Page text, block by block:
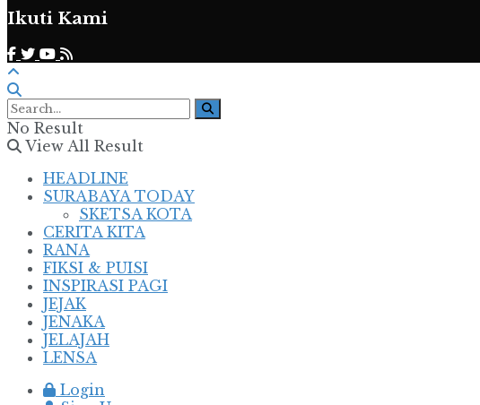
Ikuti Kami
No Result
View All Result
HEADLINE
SURABAYA TODAY
SKETSA KOTA
CERITA KITA
RANA
FIKSI & PUISI
INSPIRASI PAGI
JEJAK
JENAKA
JELAJAH
LENSA
Login